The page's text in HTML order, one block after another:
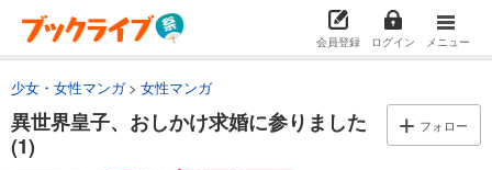
会員登録 ログイン メニュー
少女・女性マンガ 女性マンガ
異世界皇子、おしかけ求婚に参りました
(1)
フォロー